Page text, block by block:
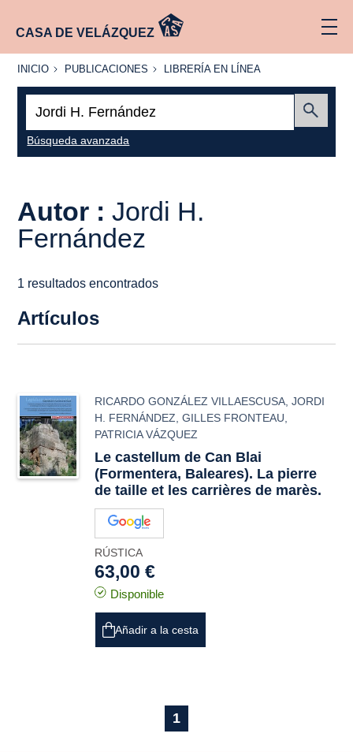
CASA DE VELÁZQUEZ
INICIO
INICIO PUBLICACIONES
PUBLICACIONES
LIBRERÍA
LÍNEA
LIBRERÍA EN LÍNEA
Búsqueda avanzada
Autor :Jordi H.
Fernández
1 resultados encontrados
Artículos
RICARDO GONZÁLEZ VILLAESCUSA ,JORDI
H. FERNÁNDEZ ,GILLES FRONTEAU
PATRICIA VÁZQUEZ
Lecastellum de Can Blai
(Formentera, Baleares). La pierre
de taille et les carrières de marès.
RÚSTICA
63,00 €
Disponible
Añadir a la cesta
1